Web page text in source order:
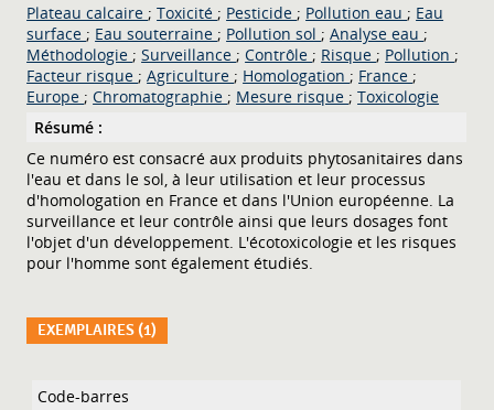
Plateau calcaire ; Toxicité ; Pesticide ; Pollution eau ; Eau
surface ; Eau souterraine ; Pollution sol ; Analyse eau ;
Méthodologie ; Surveillance ; Contrôle ; Risque ; Pollution ;
Facteur risque ; Agriculture ; Homologation ; France ;
Europe ; Chromatographie ; Mesure risque ; Toxicologie
Résumé :
Ce numéro est consacré aux produits phytosanitaires dans
l'eau et dans le sol, à leur utilisation et leur processus
d'homologation en France et dans l'Union européenne. La
surveillance et leur contrôle ainsi que leurs dosages font
l'objet d'un développement. L'écotoxicologie et les risques
pour l'homme sont également étudiés.
EXEMPLAIRES (1)
Liste des exemplaires